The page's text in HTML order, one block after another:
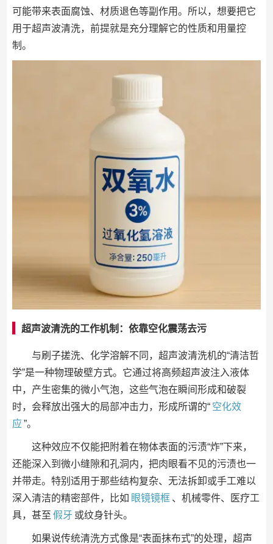
可能带来表面腐蚀、材质退色等副作用。所以，想要把它
用于超声波清洗，前提就是充分理解它的性质和用量控
制。
超声波清洗的工作机制：依靠空化震荡去污
与刷子搓洗、化学溶解不同，超声波清洗机的“清洁哲
学”是一种物理破壁方式。它通过将高频超声波注入液体
中，产生密集的微小气泡，这些气泡在瞬间形成和破裂
时，会释放出强大的局部冲击力，形成所谓的“ 空化效
应 ”。
这种效应不仅能把附着在物体表面的污渍“炸”下来，
还能深入到微小缝隙和孔洞内，把肉眼看不见的污渍也一
并带走。特别适用于那些结构复杂、无法拆卸或手工难以
深入清洁的精密部件，比如 眼镜镜框 、机械零件、医疗工
具，甚至 假牙 或纹身针头。
如果说传统清洗方式像是“表面抹布式”的处理，超声